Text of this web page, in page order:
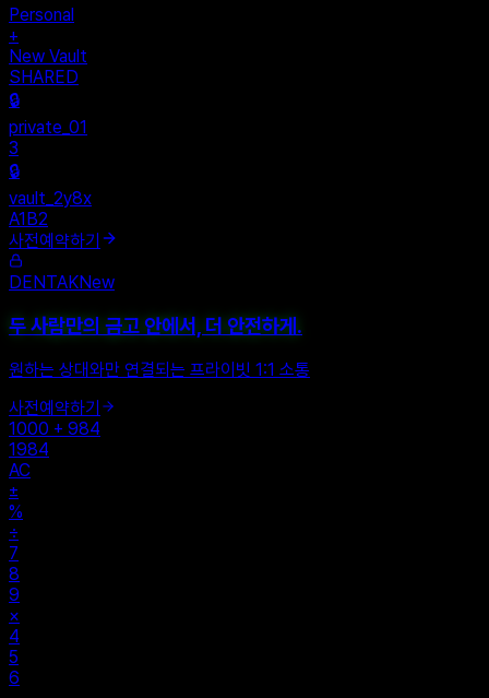
Personal
+
New Vault
SHARED
🔒
private_01
3
🔒
vault_2y8x
A1B2
사전예약하기
DENTAKNew
두 사람만의 금고 안에서, 더 안전하게.
원하는 상대와만 연결되는 프라이빗 1:1 소통
사전예약하기
1000 + 984
1984
AC
±
%
÷
7
8
9
×
4
5
6